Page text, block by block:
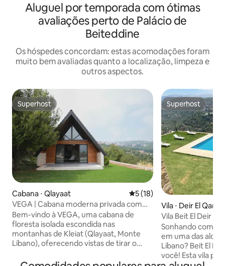
Aluguel por temporada com ótimas
avaliações perto de Palácio de
Beiteddine
Os hóspedes concordam: estas acomodações foram
muito bem avaliadas quanto a localização, limpeza e
outros aspectos.
Superhost
Superhost
Cabana ⋅ Qlayaat 5 de uma avaliação média
5 (18)
VEGA | Cabana moderna privada com
vista panorâmica
Bem-vindo à VEGA, uma cabana de
floresta isolada escondida nas
montanhas de Kleiat (Qlayaat, Monte
Líbano), oferecendo vistas de tirar o
Projetado cuidadosamente para manhãs
Superhost
Superhost
Vila ⋅ Deir El
Vila Beit El Deir
espaço para
Sonhando com
em uma das
Líbano? Beit El
você! Esta vila